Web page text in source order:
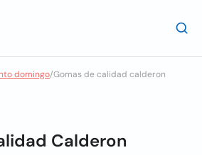
domingo/Gomas de calidad calderon
Calderon